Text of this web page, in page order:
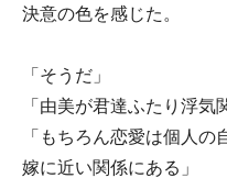
決意の色を感じた。
「そうだ」
「由美が君達ふたり浮気
「もちろん恋愛は個人
嫁に近い関係にある」